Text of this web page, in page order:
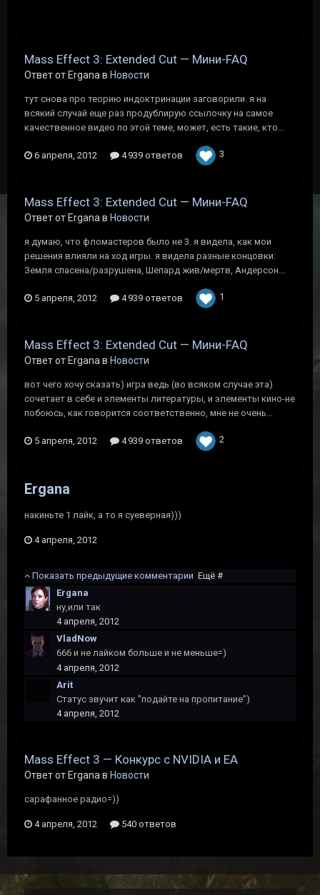
Mass Effect 3: Extended Cut — Мини-FAQ
Ответ от Ergana в Новости
тут снова про теорию индоктринации заговорили. я на
всякий случай еще раз продублирую ссылочку на самое
качественное видео по этой теме, может, есть такие, кто...
6 апреля, 2012 4 939 ответов 3
Mass Effect 3: Extended Cut — Мини-FAQ
Ответ от Ergana в Новости
я думаю, что фломастеров было не 3. я видела, как мои
решения влияли на ход игры. я видела разные концовки:
Земля спасена/разрушена, Шепард жив/мертв, Андерсон...
5 апреля, 2012 4 939 ответов 1
Mass Effect 3: Extended Cut — Мини-FAQ
Ответ от Ergana в Новости
вот чего хочу сказать) игра ведь (во всяком случае эта)
сочетает в себе и элементы литературы, и элементы кино-не
побоюсь, как говорится соответственно, мне не очень...
5 апреля, 2012 4 939 ответов 2
Ergana
накиньте 1 лайк, а то я суеверная)))
4 апреля, 2012
Показать предыдущие комментарии Ещё #
Ergana
ну,или так
4 апреля, 2012
VladNow
666 и не лайком больше и не меньше=)
4 апреля, 2012
Arit
Статус звучит как "подайте на пропитание")
4 апреля, 2012
Mass Effect 3 — Конкурс с NVIDIA и EA
Ответ от Ergana в Новости
сарафанное радио=))
4 апреля, 2012 540 ответов